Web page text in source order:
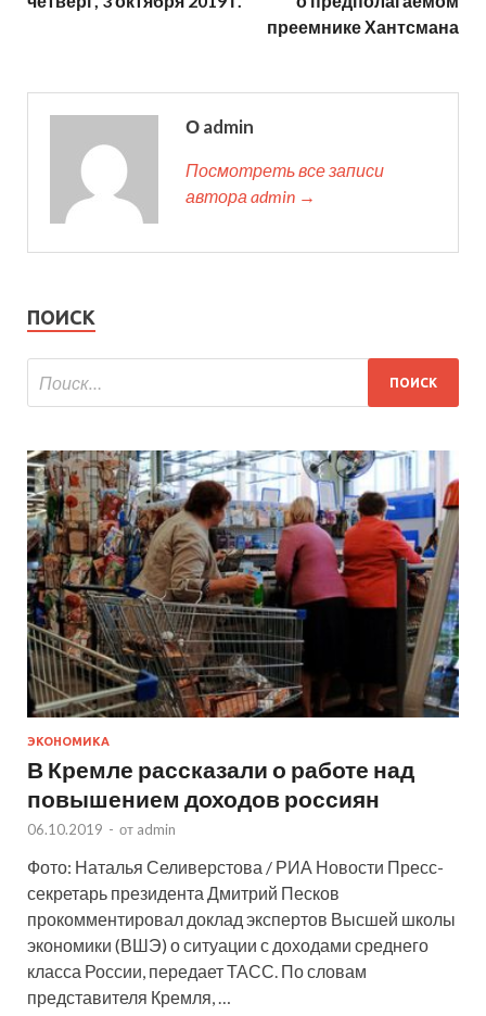
преемнике Хантсмана
О admin
Посмотреть все записи
автора admin →
ПОИСК
ЭКОНОМИКА
В Кремле рассказали о работе над
повышением доходов россиян
06.10.2019 - от admin
Фото: Наталья Селиверстова / РИА Новости Пресс-
секретарь президента Дмитрий Песков
прокомментировал доклад экспертов Высшей школы
экономики (ВШЭ) о ситуации с доходами среднего
класса России, передает ТАСС. По словам
представителя Кремля, …